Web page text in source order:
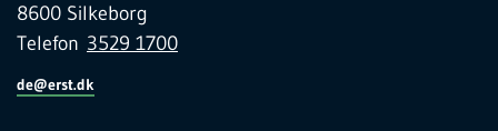
8600 Silkeborg
Telefon 3529 1700
de@erst.dk